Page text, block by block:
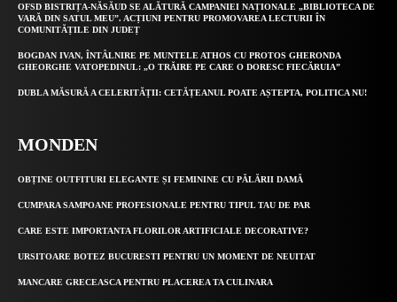
OFSD BISTRIȚA-NĂSĂUD SE ALĂTURĂ CAMPANIEI NAȚIONALE „BIBLIOTECA DE
VARĂ DIN SATUL MEU”. ACȚIUNI PENTRU PROMOVAREA LECTURII ÎN
COMUNITĂȚILE DIN JUDEȚ
BOGDAN IVAN, ÎNTÂLNIRE PE MUNTELE ATHOS CU PROTOS GHERONDA
GHEORGHE VATOPEDINUL: „O TRĂIRE PE CARE O DORESC FIECĂRUIA”
DUBLA MĂSURĂ A CELERITĂȚII: CETĂȚEANUL POATE AȘTEPTA, POLITICA NU!
MONDEN
OBȚINE OUTFITURI ELEGANTE ȘI FEMININE CU PĂLĂRII DAMĂ
CUMPARA SAMPOANE PROFESIONALE PENTRU TIPUL TAU DE PAR
CARE ESTE IMPORTANTA FLORILOR ARTIFICIALE DECORATIVE?
URSITOARE BOTEZ BUCURESTI PENTRU UN MOMENT DE NEUITAT
MANCARE GRECEASCA PENTRU PLACEREA TA CULINARA